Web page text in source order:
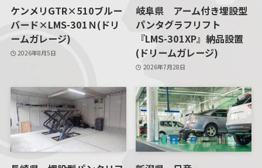
ケンメリGTR×510ブルー
バード×LMS-301Ｎ(ドリ
ームガレージ)
2026年8月5日
岐阜県 アーム付き埋設型
パンタグラフリフト
『LMS-301XP』納品設置
(ドリームガレージ)
2026年7月28日